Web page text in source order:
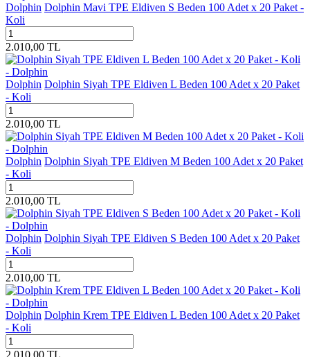
Dolphin Dolphin Mavi TPE Eldiven S Beden 100 Adet x 20 Paket -
Koli
2.010,00 TL
Dolphin Dolphin Siyah TPE Eldiven L Beden 100 Adet x 20 Paket
- Koli
2.010,00 TL
Dolphin Dolphin Siyah TPE Eldiven M Beden 100 Adet x 20 Paket
- Koli
2.010,00 TL
Dolphin Dolphin Siyah TPE Eldiven S Beden 100 Adet x 20 Paket
- Koli
2.010,00 TL
Dolphin Dolphin Krem TPE Eldiven L Beden 100 Adet x 20 Paket
- Koli
2.010,00 TL